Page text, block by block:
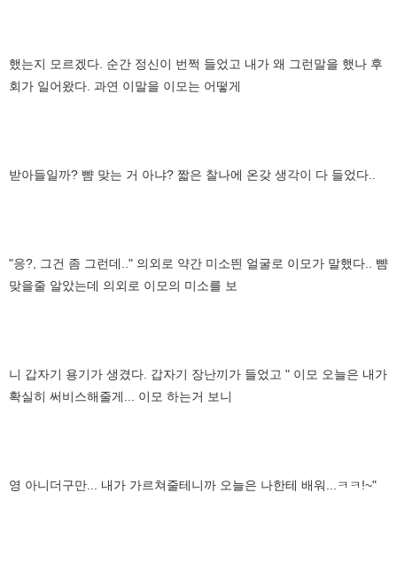
했는지 모르겠다. 순간 정신이 번쩍 들었고 내가 왜 그런말을 했나 후
회가 일어왔다. 과연 이말을 이모는 어떻게
받아들일까? 뺨 맞는 거 아냐? 짧은 찰나에 온갖 생각이 다 들었다..
"응?, 그건 좀 그런데.." 의외로 약간 미소띈 얼굴로 이모가 말했다.. 뺨
맞을줄 알았는데 의외로 이모의 미소를 보
니 갑자기 용기가 생겼다. 갑자기 장난끼가 들었고 " 이모 오늘은 내가
확실히 써비스해줄게... 이모 하는거 보니
영 아니더구만... 내가 가르쳐줄테니까 오늘은 나한테 배워...ㅋㅋ!~"